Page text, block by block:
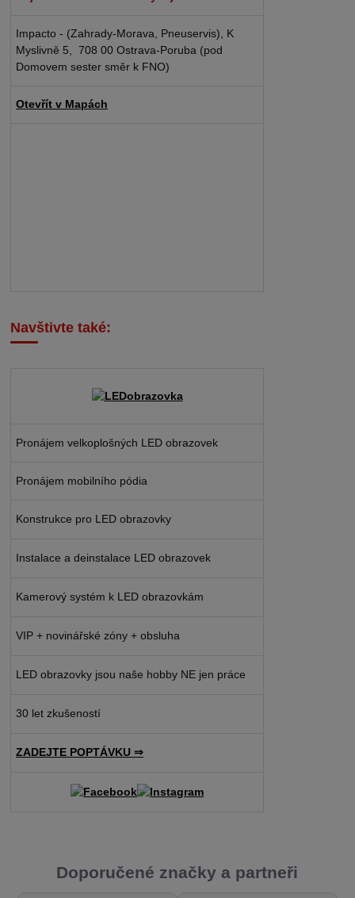
Impacto - (Zahrady-Morava, Pneuservis), K
Myslivně 5, 708 00 Ostrava-Poruba (pod
Domovem sester směr k FNO)
Otevřít v Mapách
Navštivte také:
Pronájem velkoplošných LED obrazovek
Pronájem mobilního pódia
Konstrukce pro LED obrazovky
Instalace a deinstalace LED obrazovek
Kamerový systém k LED obrazovkám
VIP + novinářské zóny + obsluha
LED obrazovky jsou naše hobby NE jen práce
30 let zkušeností
ZADEJTE POPTÁVKU ⇒
Doporučené značky a partneři